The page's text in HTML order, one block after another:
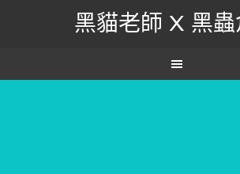
黑貓老師 X 黑